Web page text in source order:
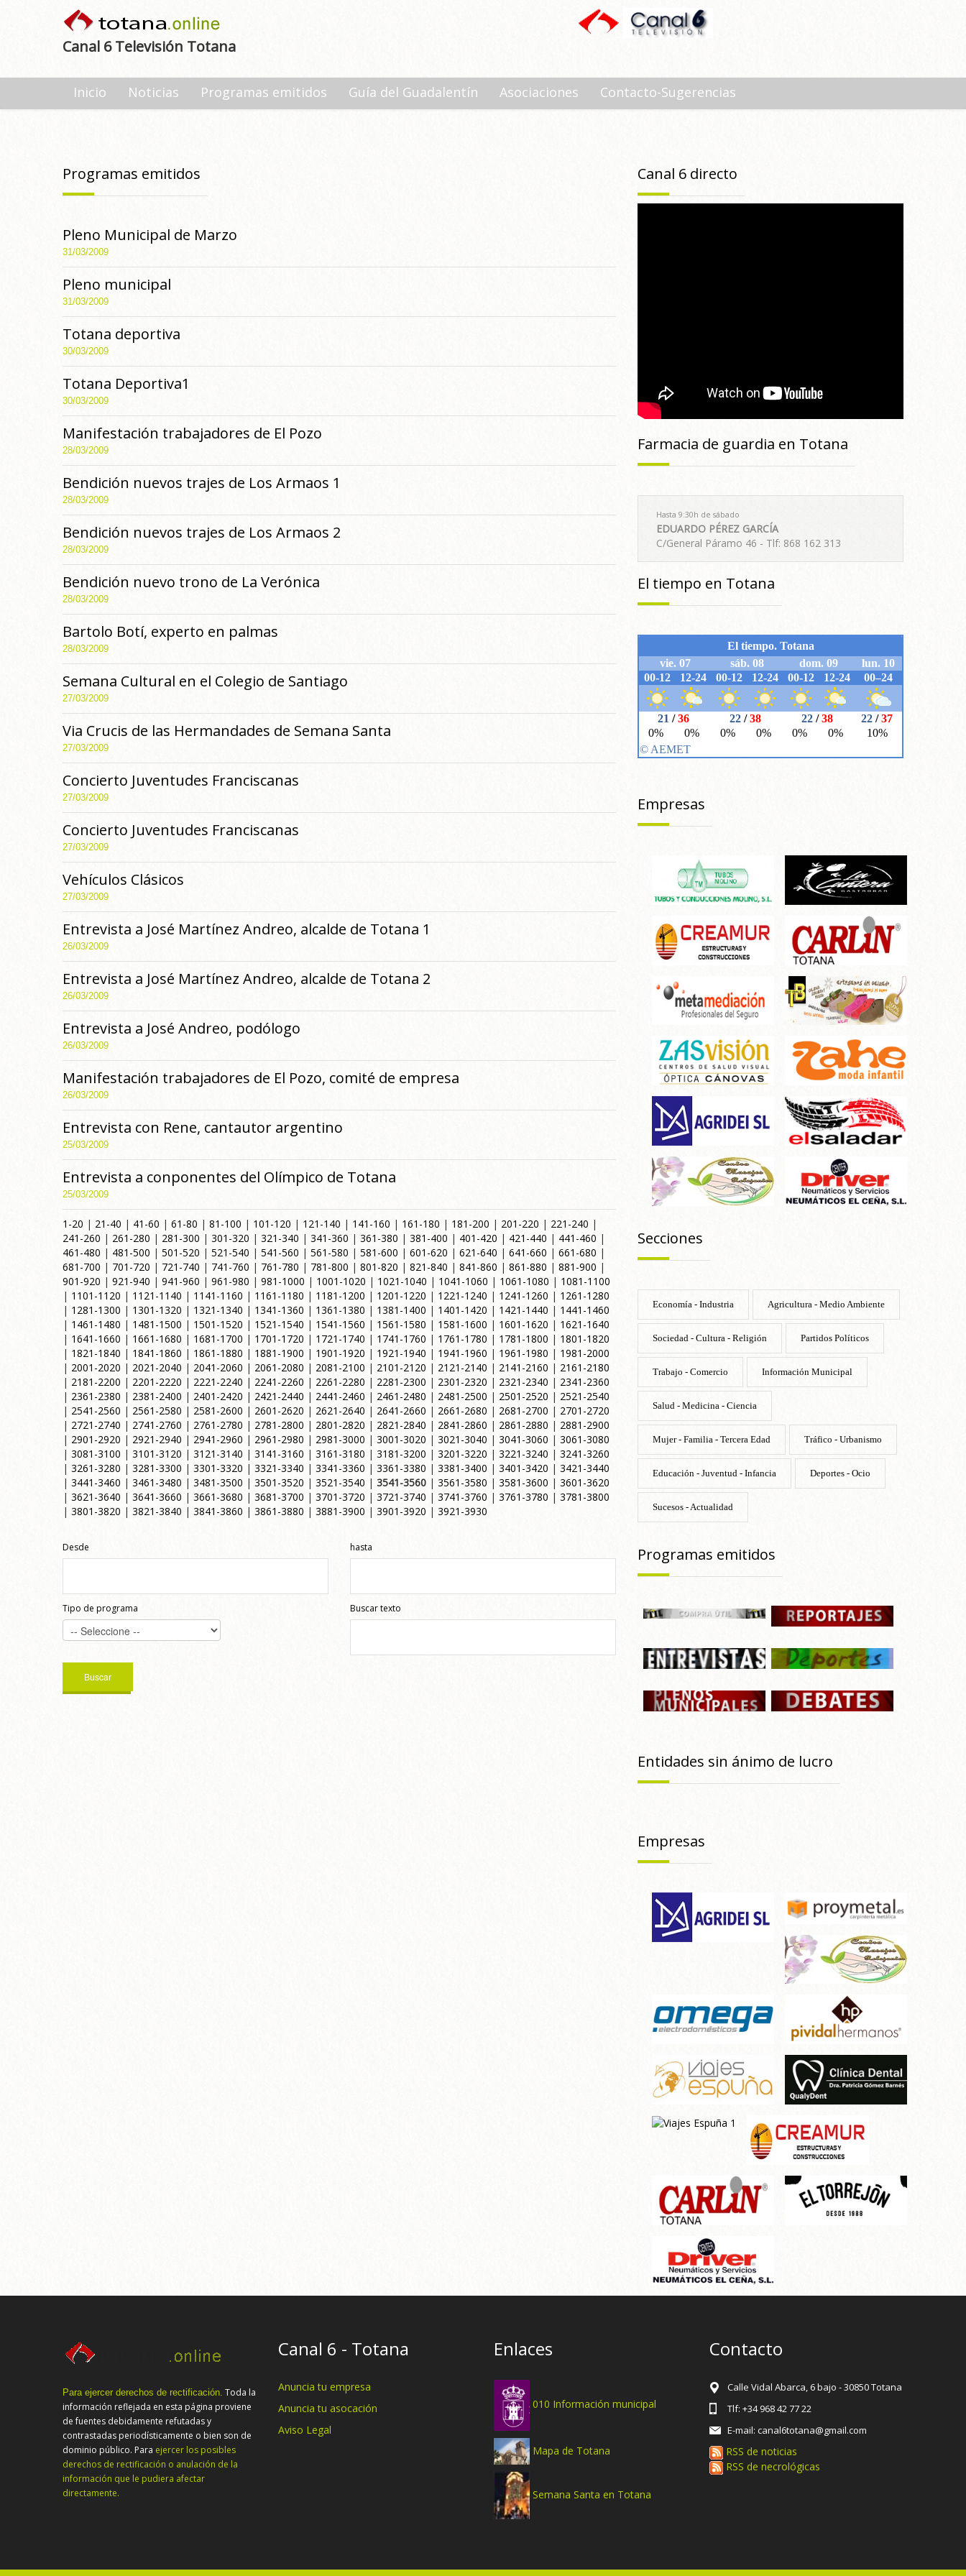
Canal 6 Televisión Totana
Inicio Noticias Programas emitidos Guía del Guadalentín Asociaciones Contacto-Sugerencias
Programas emitidos
Pleno Municipal de Marzo
31/03/2009
Pleno municipal
31/03/2009
Totana deportiva
30/03/2009
Totana Deportiva1
30/03/2009
Manifestación trabajadores de El Pozo
28/03/2009
Bendición nuevos trajes de Los Armaos 1
28/03/2009
Bendición nuevos trajes de Los Armaos 2
28/03/2009
Bendición nuevo trono de La Verónica
28/03/2009
Bartolo Botí, experto en palmas
28/03/2009
Semana Cultural en el Colegio de Santiago
27/03/2009
Via Crucis de las Hermandades de Semana Santa
27/03/2009
Concierto Juventudes Franciscanas
27/03/2009
Concierto Juventudes Franciscanas
27/03/2009
Vehículos Clásicos
27/03/2009
Entrevista a José Martínez Andreo, alcalde de Totana 1
26/03/2009
Entrevista a José Martínez Andreo, alcalde de Totana 2
26/03/2009
Entrevista a José Andreo, podólogo
26/03/2009
Manifestación trabajadores de El Pozo, comité de empresa
26/03/2009
Entrevista con Rene, cantautor argentino
25/03/2009
Entrevista a conponentes del Olímpico de Totana
25/03/2009
1-20 | 21-40 | 41-60 | 61-80 | 81-100 | 101-120 | 121-140 | 141-160 | 161-180 | 181-200 | 201-220 | 221-240 |
241-260 | 261-280 | 281-300 | 301-320 | 321-340 | 341-360 | 361-380 | 381-400 | 401-420 | 421-440 | 441-460 |
461-480 | 481-500 | 501-520 | 521-540 | 541-560 | 561-580 | 581-600 | 601-620 | 621-640 | 641-660 | 661-680 |
681-700 | 701-720 | 721-740 | 741-760 | 761-780 | 781-800 | 801-820 | 821-840 | 841-860 | 861-880 | 881-900 |
901-920 | 921-940 | 941-960 | 961-980 | 981-1000 | 1001-1020 | 1021-1040 | 1041-1060 | 1061-1080 | 1081-1100
| 1101-1120 | 1121-1140 | 1141-1160 | 1161-1180 | 1181-1200 | 1201-1220 | 1221-1240 | 1241-1260 | 1261-1280
| 1281-1300 | 1301-1320 | 1321-1340 | 1341-1360 | 1361-1380 | 1381-1400 | 1401-1420 | 1421-1440 | 1441-1460
| 1461-1480 | 1481-1500 | 1501-1520 | 1521-1540 | 1541-1560 | 1561-1580 | 1581-1600 | 1601-1620 | 1621-1640
| 1641-1660 | 1661-1680 | 1681-1700 | 1701-1720 | 1721-1740 | 1741-1760 | 1761-1780 | 1781-1800 | 1801-1820
| 1821-1840 | 1841-1860 | 1861-1880 | 1881-1900 | 1901-1920 | 1921-1940 | 1941-1960 | 1961-1980 | 1981-2000
| 2001-2020 | 2021-2040 | 2041-2060 | 2061-2080 | 2081-2100 | 2101-2120 | 2121-2140 | 2141-2160 | 2161-2180
| 2181-2200 | 2201-2220 | 2221-2240 | 2241-2260 | 2261-2280 | 2281-2300 | 2301-2320 | 2321-2340 | 2341-2360
| 2361-2380 | 2381-2400 | 2401-2420 | 2421-2440 | 2441-2460 | 2461-2480 | 2481-2500 | 2501-2520 | 2521-2540
| 2541-2560 | 2561-2580 | 2581-2600 | 2601-2620 | 2621-2640 | 2641-2660 | 2661-2680 | 2681-2700 | 2701-2720
| 2721-2740 | 2741-2760 | 2761-2780 | 2781-2800 | 2801-2820 | 2821-2840 | 2841-2860 | 2861-2880 | 2881-2900
| 2901-2920 | 2921-2940 | 2941-2960 | 2961-2980 | 2981-3000 | 3001-3020 | 3021-3040 | 3041-3060 | 3061-3080
| 3081-3100 | 3101-3120 | 3121-3140 | 3141-3160 | 3161-3180 | 3181-3200 | 3201-3220 | 3221-3240 | 3241-3260
| 3261-3280 | 3281-3300 | 3301-3320 | 3321-3340 | 3341-3360 | 3361-3380 | 3381-3400 | 3401-3420 | 3421-3440
| 3441-3460 | 3461-3480 | 3481-3500 | 3501-3520 | 3521-3540 | 3541-3560 | 3561-3580 | 3581-3600 | 3601-3620
| 3621-3640 | 3641-3660 | 3661-3680 | 3681-3700 | 3701-3720 | 3721-3740 | 3741-3760 | 3761-3780 | 3781-3800
| 3801-3820 | 3821-3840 | 3841-3860 | 3861-3880 | 3881-3900 | 3901-3920 | 3921-3930
Desde
Tipo de programa
hasta
Buscar texto
Canal 6 directo
Farmacia de guardia en Totana
Hasta 9:30h de sábado
EDUARDO PÉREZ GARCÍA
C/General Páramo 46 - Tlf: 868 162 313
El tiempo en Totana
Empresas
Secciones
Economía - Industria Agricultura - Medio Ambiente
Sociedad - Cultura - Religión Partidos Políticos
Trabajo - Comercio Información Municipal
Salud - Medicina - Ciencia
Mujer - Familia - Tercera Edad Tráfico - Urbanismo
Educación - Juventud - Infancia Deportes - Ocio
Sucesos - Actualidad
Programas emitidos
Entidades sin ánimo de lucro
Empresas
Para ejercer derechos de rectificación. Toda la
información reflejada en esta página proviene
de fuentes debidamente refutadas y
contrastadas periodísticamente o bien son de
dominio público. Para ejercer los posibles
derechos de rectificación o anulación de la
información que le pudiera afectar
directamente.
Canal 6 - Totana
Anuncia tu empresa
Anuncia tu asocación
Aviso Legal
Enlaces
010 Información municipal
Mapa de Totana
Semana Santa en Totana
Contacto
Calle Vidal Abarca, 6 bajo - 30850 Totana
Tlf: +34 968 42 77 22
E-mail: canal6totana@gmail.com
RSS de noticias
RSS de necrológicas